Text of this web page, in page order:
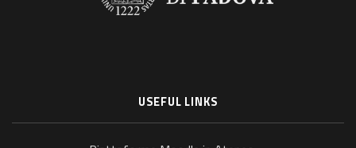
USEFUL LINKS